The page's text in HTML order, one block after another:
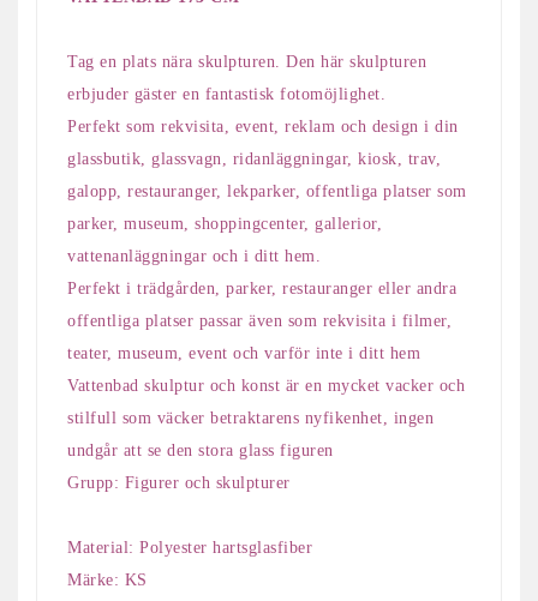
Tag en plats nära skulpturen. Den här skulpturen
erbjuder gäster en fantastisk fotomöjlighet.
Perfekt som rekvisita, event, reklam och design i din
glassbutik, glassvagn, ridanläggningar, kiosk, trav,
galopp, restauranger, lekparker, offentliga platser som
parker, museum, shoppingcenter, gallerior,
vattenanläggningar och i ditt hem.
Perfekt i trädgården, parker, restauranger eller andra
offentliga platser passar även som rekvisita i filmer,
teater, museum, event och varför inte i ditt hem
Vattenbad skulptur och konst är en mycket vacker och
stilfull som väcker betraktarens nyfikenhet, ingen
undgår att se den stora glass figuren
Grupp: Figurer och skulpturer
Material: Polyester hartsglasfiber
Märke: KS